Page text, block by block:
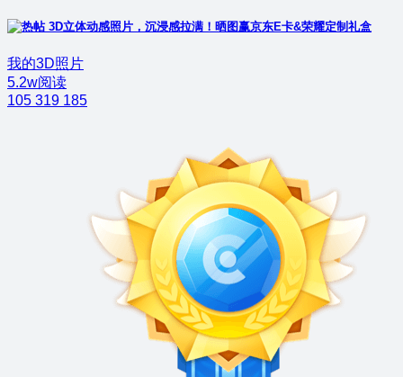
3D立体动感照片，沉浸感拉满！晒图赢京东E卡&荣耀定制礼盒
我的3D照片
5.2w阅读
105 319 185